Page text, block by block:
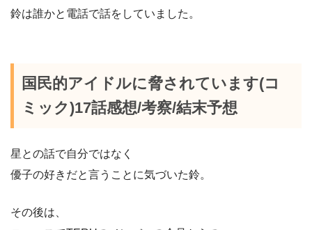
鈴は誰かと電話で話をしていました。
国民的アイドルに脅されています(コ
ミック)17話感想/考察/結末予想
星との話で自分ではなく
優子の好きだと言うことに気づいた鈴。
その後は、